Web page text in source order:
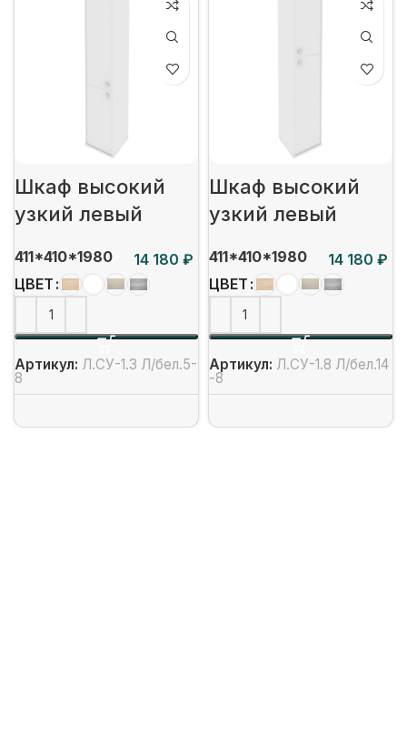
Шкаф высокий
узкий левый
411*410*1980
₽
ЦВЕТ
Артикул: Л.СУ-1.3 Л/бел.5-
8
Шкаф высокий
узкий левый
411*410*1980
₽
ЦВЕТ
Артикул: Л.СУ-1.8 Л/бел.14
-8